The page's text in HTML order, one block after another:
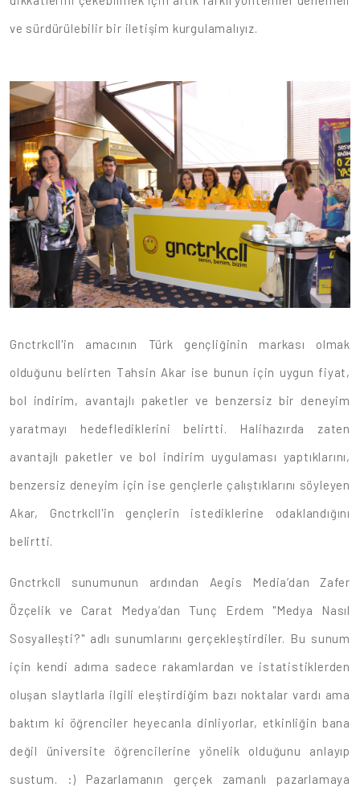
ve sürdürülebilir bir iletişim kurgulamalıyız.
Gnctrkcll'in amacının Türk gençliğinin markası olmak
olduğunu belirten Tahsin Akar ise bunun için uygun fiyat,
bol indirim, avantajlı paketler ve benzersiz bir deneyim
yaratmayı hedeflediklerini belirtti. Halihazırda zaten
avantajlı paketler ve bol indirim uygulaması yaptıklarını,
benzersiz deneyim için ise gençlerle çalıştıklarını söyleyen
Akar, Gnctrkcll'in gençlerin istediklerine odaklandığını
belirtti.
Gnctrkcll sunumunun ardından Aegis Media’dan Zafer
Özçelik ve Carat Medya’dan Tunç Erdem "Medya Nasıl
Sosyalleşti?" adlı sunumlarını gerçekleştirdiler. Bu sunum
için kendi adıma sadece rakamlardan ve istatistiklerden
oluşan slaytlarla ilgili eleştirdiğim bazı noktalar vardı ama
baktım ki öğrenciler heyecanla dinliyorlar, etkinliğin bana
değil üniversite öğrencilerine yönelik olduğunu anlayıp
sustum. :) Pazarlamanın gerçek zamanlı pazarlamaya